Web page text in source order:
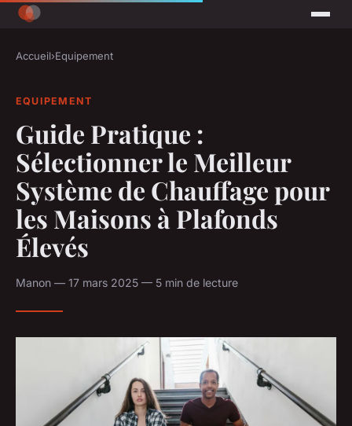
Accueil›Equipement
EQUIPEMENT
Guide Pratique :
Sélectionner le Meilleur
Système de Chauffage pour
les Maisons à Plafonds
Élevés
Manon — 17 mars 2025 — 5 min de lecture